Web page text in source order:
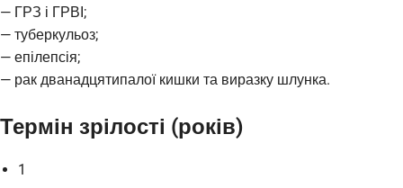
— ГРЗ і ГРВІ;
— туберкульоз;
— епілепсія;
— рак дванадцятипалої кишки та виразку шлунка.
Термін зрілості (років)
1